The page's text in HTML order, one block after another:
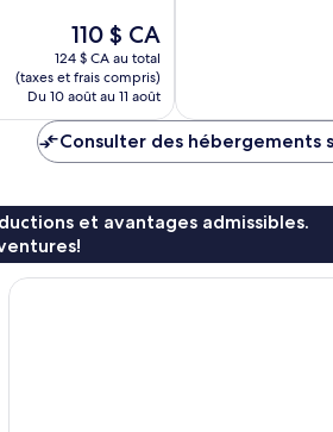
Le
prix
est
de
110 $ CA
110 $ CA
124 $ CA au total
(taxes et frais compris)
Du 10 août au 11 août
Consulter des hébergements
et avantages admissibles.